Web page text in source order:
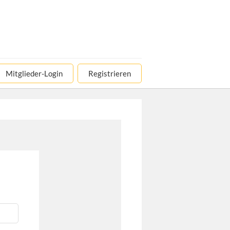
Mitglieder-Login Registrieren